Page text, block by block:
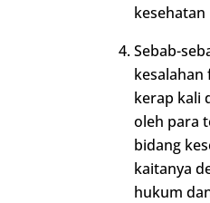
kesehatan
Sebab-
kesalahan
kerap kali
oleh para
bidang
kaitanya
hukum